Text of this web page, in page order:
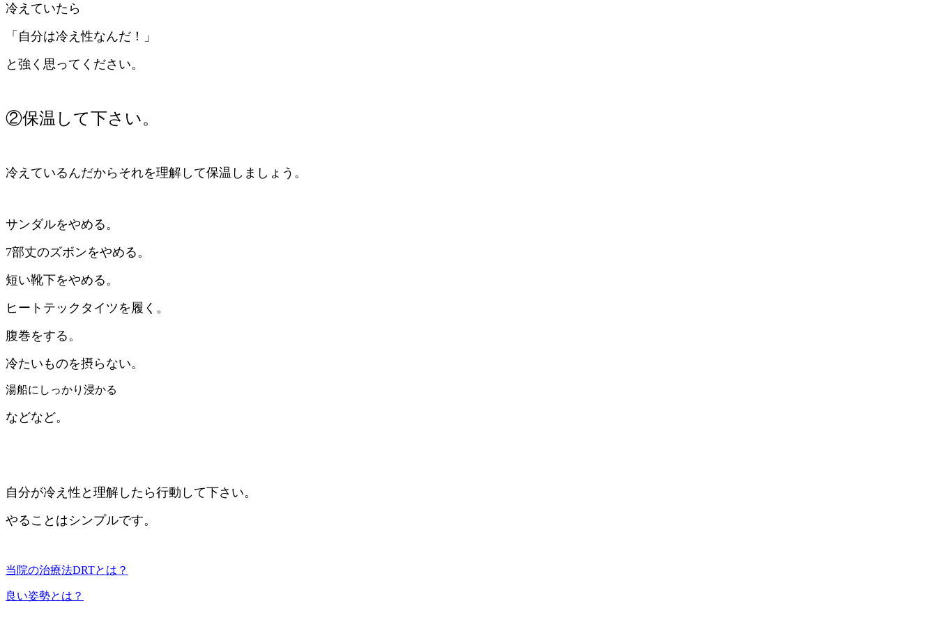
冷えていたら
「自分は冷え性なんだ！」
と強く思ってください。
②保温して下さい。
冷えているんだからそれを理解して保温しましょう。
サンダルをやめる。
7部丈のズボンをやめる。
短い靴下をやめる。
ヒートテックタイツを履く。
腹巻をする。
冷たいものを摂らない。
湯船にしっかり浸かる
などなど。
自分が冷え性と理解したら行動して下さい。
やることはシンプルです。
当院の治療法DRTとは？
良い姿勢とは？